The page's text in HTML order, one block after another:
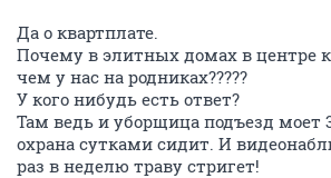
Да о квартплате.
Почему в элитных домах в центре
чем у нас на родниках?????
У кого нибудь есть ответ?
Там ведь и уборщица подъезд моет
охрана сутками сидит. И
раз в неделю траву стригет!